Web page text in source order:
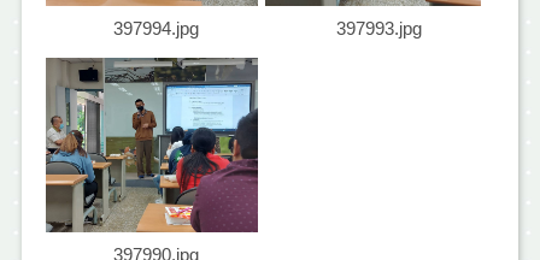
397994.jpg 397993.jpg
397990.jpg